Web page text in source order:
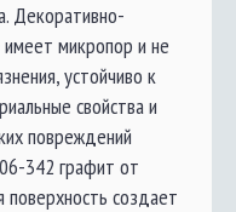
Декоративно-
микропор и не
устойчиво к
свойства и
повреждений
342 графит от
создает